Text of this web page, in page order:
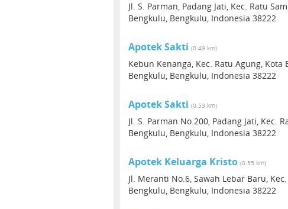
Jl. S. Parman, Padang Jati, Kec. Ratu
Bengkulu, Bengkulu, Indonesia 38222
Apotek Sakti (0.49 km)
Kebun Kenanga, Kec. Ratu Agung, Kota
Bengkulu, Bengkulu, Indonesia 38222
Apotek Sakti (0.53 km)
Jl. S. Parman No.200, Padang Jati, Kec.
Bengkulu, Bengkulu, Indonesia 38222
Apotek Keluarga Kristo (0.55 km)
Jl. Meranti No.6, Sawah Lebar Baru,
Bengkulu, Bengkulu, Indonesia 38222